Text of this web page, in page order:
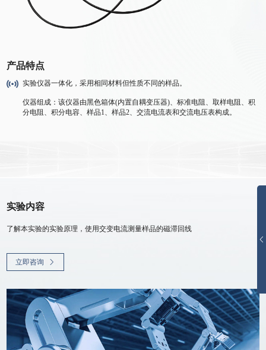
产品特点
实验仪器一体化，采用相同材料但性质不同的样品。
仪器组成：该仪器由黑色箱体(内置自耦变压器)、标准电阻、取样电阻、积
分电阻、积分电容、样品1、样品2、交流电流表和交流电压表构成。
实验内容
了解本实验的实验原理，使用交变电流测量样品的磁滞回线
立即咨询